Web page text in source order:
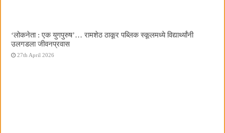
‌‘लोकनेता : एक युगपुरुष‌’… रामशेठ ठाकूर पब्लिक स्कूलमध्ये विद्यार्थ्यांनी
उलगडला जीवनप्रवास
27th April 2026